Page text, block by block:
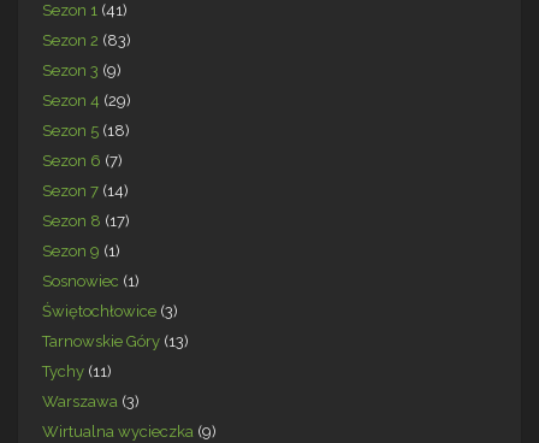
Sezon 1 (41)
Sezon 2 (83)
Sezon 3 (9)
Sezon 4 (29)
Sezon 5 (18)
Sezon 6 (7)
Sezon 7 (14)
Sezon 8 (17)
Sezon 9 (1)
Sosnowiec (1)
Świętochłowice (3)
Tarnowskie Góry (13)
Tychy (11)
Warszawa (3)
Wirtualna wycieczka (9)